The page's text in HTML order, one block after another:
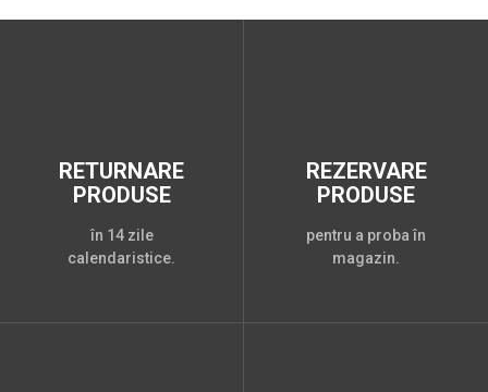
RETURNARE
PRODUSE
în 14 zile
calendaristice.
REZERVARE
PRODUSE
pentru a proba în
magazin.